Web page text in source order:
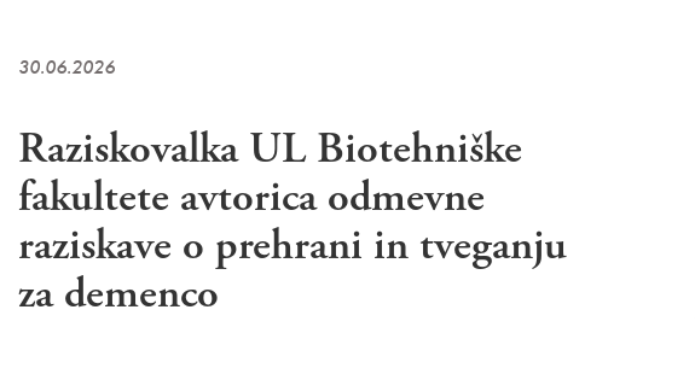
30.06.2026
Raziskovalka UL Biotehniške
fakultete avtorica odmevne
raziskave o prehrani in tveganju
za demenco